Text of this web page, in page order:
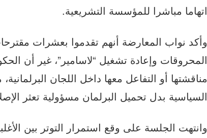
اتهاما مباشرا للمؤسسة التشريعية.
وأكد نواب المعارضة أنهم تقدموا بعشرات
المحروقات وإعادة تشغيل “لاسامير”، غير أن
مناقشتها أو التفاعل معها داخل اللجان
السياسية بدل تحميل البرلمان مسؤولية تعثر
وانتهت الجلسة على وقع استمرار التوتر بين